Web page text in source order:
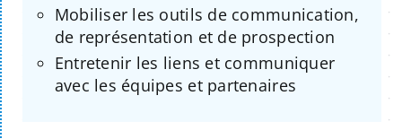
Mobiliser les outils de communication,
de représentation et de prospection
Entretenir les liens et communiquer
avec les équipes et partenaires